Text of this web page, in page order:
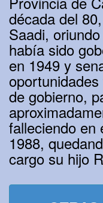
década del
Saadi,
había sido
en 1949 y
de gobierno,
falleciendo en
1988,
cargo su hijo